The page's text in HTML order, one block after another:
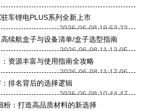
车锂电PLUS系列全新上市
2026-06-08 19:53:23
续航盒子与设备清单/盒子选型指南
2026-06-08 11:12:05
资源丰富与使用指南全攻略
2026-06-08 11:17:06
排名背后的选择逻辑
2026-06-08 10:44:47
粉：打造高品质材料的新选择